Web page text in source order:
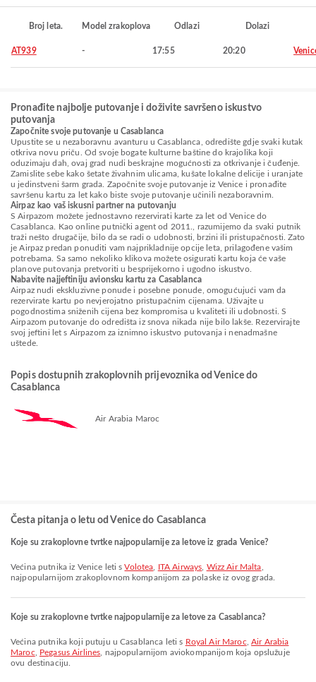
Broj leta. Model zrakoplova Odlazi Dolazi
AT939 - 17:55 20:20
Pronađite najbolje putovanje i doživite savršeno iskustvo
putovanja
Započnite svoje putovanje u Casablanca
Upustite se u nezaboravnu avanturu u Casablanca, odredište gdje svaki kutak
otkriva novu priču. Od svoje bogate kulturne baštine do krajolika koji
oduzimaju dah, ovaj grad nudi beskrajne mogućnosti za otkrivanje i čuđenje.
Zamislite sebe kako šetate živahnim ulicama, kušate lokalne delicije i uranjate
u jedinstveni šarm grada. Započnite svoje putovanje iz Venice i pronađite
savršenu kartu za let kako biste svoje putovanje učinili nezaboravnim.
Airpaz kao vaš iskusni partner na putovanju
S Airpazom možete jednostavno rezervirati karte za let od Venice do
Casablanca. Kao online putnički agent od 2011., razumijemo da svaki putnik
traži nešto drugačije, bilo da se radi o udobnosti, brzini ili pristupačnosti. Zato
je Airpaz predan ponuditi vam najprikladnije opcije leta, prilagođene vašim
potrebama. Sa samo nekoliko klikova možete osigurati kartu koja će vaše
planove putovanja pretvoriti u besprijekorno i ugodno iskustvo.
Nabavite najjeftiniju avionsku kartu za Casablanca
Airpaz nudi ekskluzivne ponude i posebne ponude, omogućujući vam da
rezervirate kartu po nevjerojatno pristupačnim cijenama. Uživajte u
pogodnostima sniženih cijena bez kompromisa u kvaliteti ili udobnosti. S
Airpazom putovanje do odredišta iz snova nikada nije bilo lakše. Rezervirajte
svoj jeftini let s Airpazom za iznimno iskustvo putovanja i nenadmašne
uštede.
Popis dostupnih zrakoplovnih prijevoznika od Venice do
Casablanca
Air Arabia Maroc
Česta pitanja o letu od Venice do Casablanca
Koje su zrakoplovne tvrtke najpopularnije za letove iz grada Venice?
Većina putnika iz Venice leti sVolotea ITA Airways Wizz Air Malta
najpopularnijom zrakoplovnom kompanijom za polaske iz ovog grada.
Koje su zrakoplovne tvrtke najpopularnije za letove za Casablanca?
Većina putnika koji putuju u Casablanca leti s Royal Air Maroc Air Arabia
Maroc
Pegasus Airlines , najpopularnijom aviokompanijom koja opslužuje
ovu destinaciju.